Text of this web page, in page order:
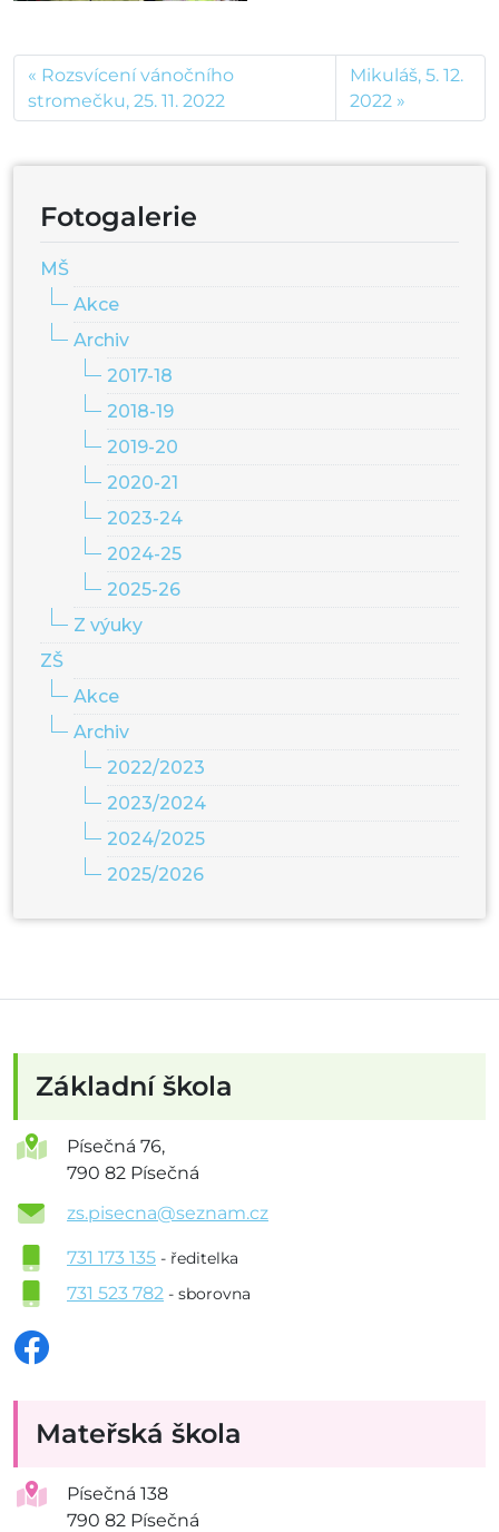
Rozsvícení vánočního
stromečku, 25. 11. 2022
Mikuláš, 5. 12.
2022
Fotogalerie
MŠ
Akce
Archiv
2017-18
2018-19
2019-20
2020-21
2023-24
2024-25
2025-26
Z výuky
ZŠ
Akce
Archiv
2022/2023
2023/2024
2024/2025
2025/2026
Základní škola
Písečná 76,
790 82 Písečná
zs.pisecna@seznam.cz
731 173 135 - ředitelka
731 523 782 - sborovna
Mateřská škola
Písečná 138
790 82 Písečná